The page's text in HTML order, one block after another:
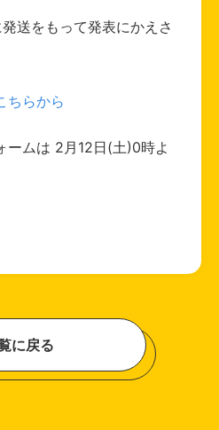
送をもって発表にかえさ
ちらから
ムは 2月12日(土)0時よ
に戻る